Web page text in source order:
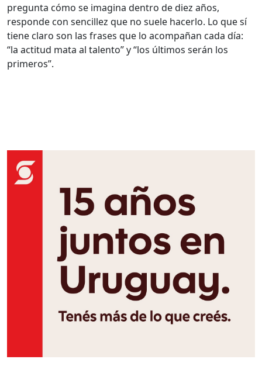
pregunta cómo se imagina dentro de diez años,
responde con sencillez que no suele hacerlo. Lo que sí
tiene claro son las frases que lo acompañan cada día:
“la actitud mata al talento” y “los últimos serán los
primeros”.